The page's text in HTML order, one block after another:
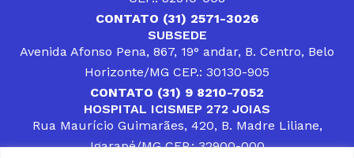
CONTATO (31) 2571-3026
SUBSEDE
Avenida Afonso Pena, 867, 19° andar, B. Centro, Belo
Horizonte/MG CEP.: 30130-905
CONTATO (31) 9 8210-7052
HOSPITAL ICISMEP 272 JOIAS
Rua Maurício Guimarães, 420, B. Madre Liliane,
Igarapé/MG CEP.: 32900-000